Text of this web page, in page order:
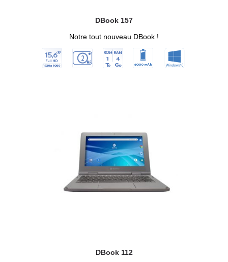
DBook 157
Notre tout nouveau DBook !
DBook 112